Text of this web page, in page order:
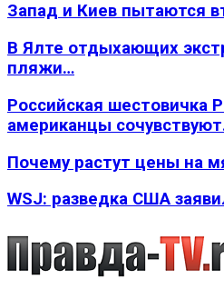
Запад и Киев пытаются
В Ялте отдыхающих
пляжи…
Российская шестовичка
американцы
Почему растут цены на
WSJ: разведка США